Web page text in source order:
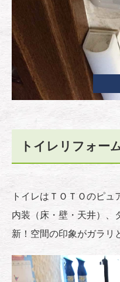
トイレリフォー
トイレはＴＯＴＯのピュ
内装（床・壁・天井）、
新！空間の印象がガラリ